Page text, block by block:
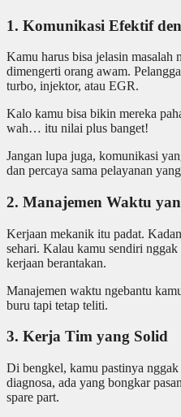
1. Komunikasi Efektif
Kamu harus bisa jelasin masalah
dimengerti orang awam.
turbo, injektor, atau EGR.
Kalo kamu bisa bikin mereka
wah… itu nilai plus banget!
Jangan lupa juga, komunikasi
dan percaya sama pelayanan
2. Manajemen Waktu
Kerjaan mekanik itu padat.
sehari. Kalau kamu sendiri
kerjaan berantakan.
Manajemen waktu ngebantu
buru tapi tetap teliti.
3. Kerja Tim yang Solid
Di bengkel, kamu pastinya
diagnosa, ada yang bongkar
spare part.